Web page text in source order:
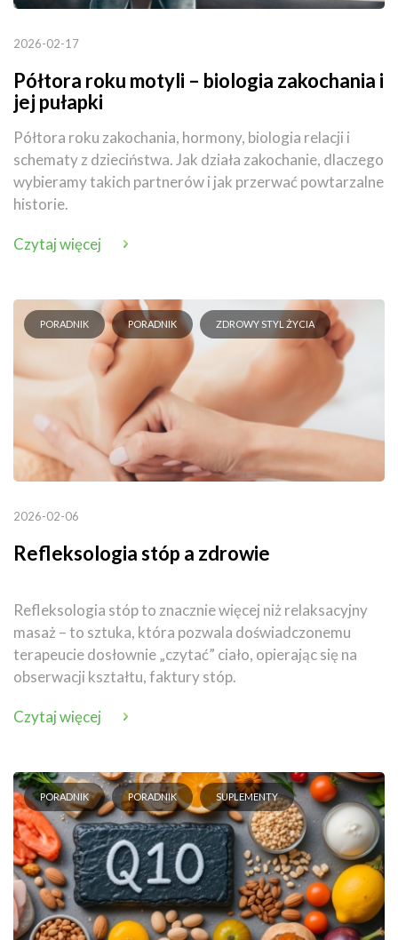
2026-02-17
Półtora roku motyli – biologia zakochania i
jej pułapki
Półtora roku zakochania, hormony, biologia relacji i
schematy z dzieciństwa. Jak działa zakochanie, dlaczego
wybieramy takich partnerów i jak przerwać powtarzalne
historie.
Czytaj więcej
PORADNIK PORADNIK ZDROWY STYL ŻYCIA
2026-02-06
Refleksologia stóp a zdrowie
Refleksologia stóp to znacznie więcej niż relaksacyjny
masaż – to sztuka, która pozwala doświadczonemu
terapeucie dosłownie „czytać” ciało, opierając się na
obserwacji kształtu, faktury stóp.
Czytaj więcej
PORADNIK PORADNIK SUPLEMENTY